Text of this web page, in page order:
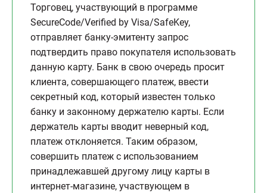
Торговец, участвующий в программе
SecureCode/Verified by Visa/SafeKey,
отправляет банку-эмитенту запрос
подтвердить право покупателя использовать
данную карту. Банк в свою очередь просит
клиента, совершающего платеж, ввести
секретный код, который известен только
банку и законному держателю карты. Если
держатель карты вводит неверный код,
платеж отклоняется. Таким образом,
совершить платеж с использованием
принадлежавшей другому лицу карты в
интернет-магазине, участвующем в